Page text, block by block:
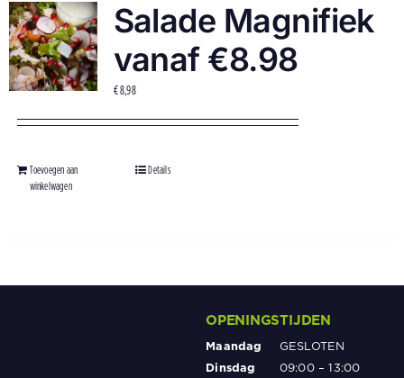
Salade Magnifiek
vanaf €8.98
€8,98
Toevoegen aan
winkelwagen
Details
OPENINGSTIJDEN
Maandag
GESLOTEN
Dinsdag
09:00 – 13:00